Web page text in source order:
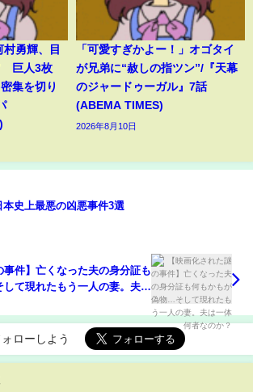
勇輝、目
巨人3枚
集を切り
「可愛すぎかよー！」オゴタイ
が兄弟に“赦しの指ツン”/『天幕
のジャードゥーガル』7話
(ABEMA TIMES)
2026年8月10日
本史上最悪の凶悪事件3選
事件】亡くなった夫の身分証も
て現れたもう一人の妻。夫は
ローしよう